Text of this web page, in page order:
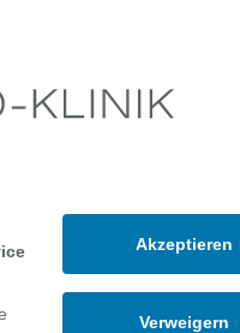
Akzeptieren
Verweigern